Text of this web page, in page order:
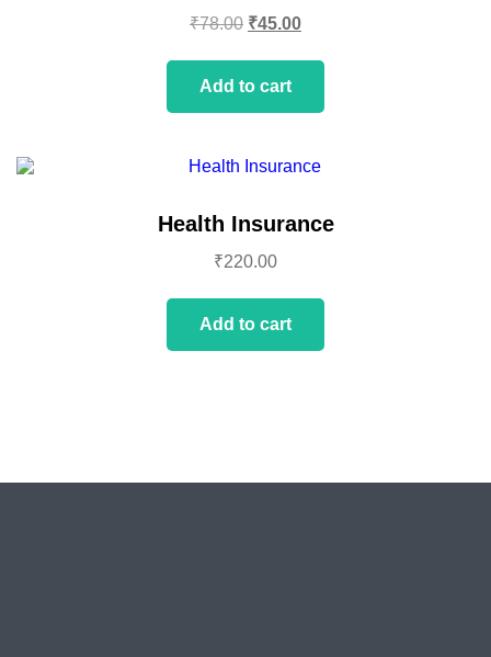
₹78.00 ₹45.00
Add to cart
Health Insurance
₹220.00
Add to cart